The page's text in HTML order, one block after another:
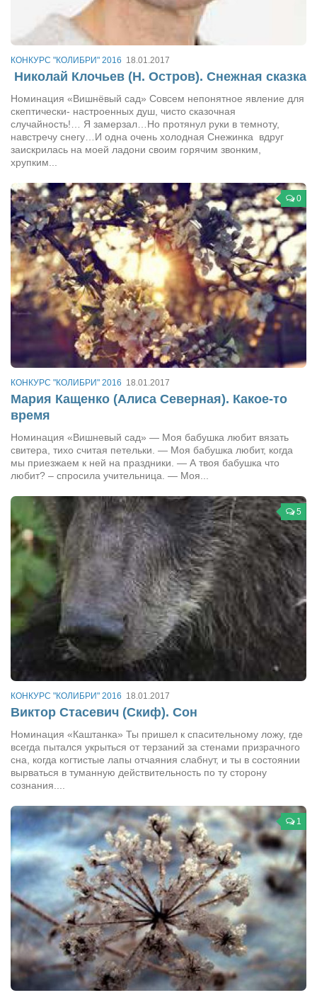
О нас
КОНКУРС "КОЛИБРИ" 2016 18.01.2017
Николай Клочьев (Н. Остров). Снежная сказка
Номинация «Вишнёвый сад» Совсем непонятное явление для
скептически- настроенных душ, чисто сказочная
случайность!… Я замерзал…Но протянул руки в темноту,
навстречу снегу…И одна очень холодная Снежинка вдруг
заискрилась на моей ладони своим горячим звонким,
хрупким...
0
КОНКУРС "КОЛИБРИ" 2016 18.01.2017
Мария Кащенко (Алиса Северная). Какое-то
время
Номинация «Вишневый сад» — Моя бабушка любит вязать
свитера, тихо считая петельки. — Моя бабушка любит, когда
мы приезжаем к ней на праздники. — А твоя бабушка что
любит? – спросила учительница. — Моя...
5
КОНКУРС "КОЛИБРИ" 2016 18.01.2017
Виктор Стасевич (Скиф). Сон
Номинация «Каштанка» Ты пришел к спасительному ложу, где
всегда пытался укрыться от терзаний за стенами призрачного
сна, когда когтистые лапы отчаяния слабнут, и ты в состоянии
вырваться в туманную действительность по ту сторону
сознания....
1